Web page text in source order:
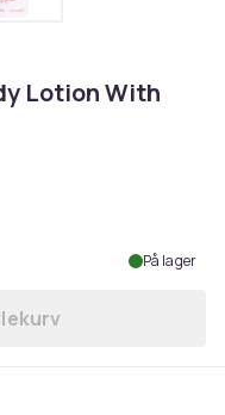
Lotion With
På lager
Clarins Moisture